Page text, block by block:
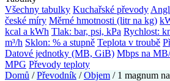
Všechny tabulky Kuchařské převody
české míry Měrné hmotnosti (litr na kg)
kcal a kWh Tlak: bar, psi, kPa Rychlost:
m³/h Sklon: % a stupně Teplota v troubě
Datové jednotky (MB, GiB) Mbps na
MPG Převody teploty
Domů / Převodník / Objem / 1 magnum